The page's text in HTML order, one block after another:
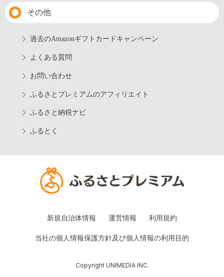
その他
過去のAmazonギフトカードキャンペーン
よくある質問
お問い合わせ
ふるさとプレミアムのアフィリエイト
ふるさと納税ナビ
ふるとく
新規自治体情報 運営情報 利用規約
当社の個人情報保護方針及び個人情報の利用目的
Copyright UNIMEDIA INC.